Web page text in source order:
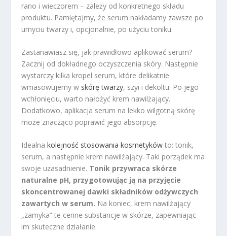
rano i wieczorem – zależy od konkretnego składu
produktu. Pamiętajmy, że serum nakładamy zawsze po
umyciu twarzy i, opcjonalnie, po użyciu toniku.
Zastanawiasz się, jak prawidłowo aplikować serum?
Zacznij od dokładnego oczyszczenia skóry. Następnie
wystarczy kilka kropel serum, które delikatnie
wmasowujemy w skórę twarzy, szyi i dekoltu. Po jego
wchłonięciu, warto nałożyć krem nawilżający.
Dodatkowo, aplikacja serum na lekko wilgotną skórę
może znacząco poprawić jego absorpcję.
Idealnakolejność stosowania kosmetyków to: tonik,
serum, a następnie krem nawilżający. Taki porządek ma
swoje uzasadnienie. Tonik przywraca skórze
naturalne pH, przygotowując ją na przyjęcie
skoncentrowanej dawki składników odżywczych
zawartych w serum. Na koniec, krem nawilżający
„zamyka” te cenne substancje w skórze, zapewniając
im skuteczne działanie.